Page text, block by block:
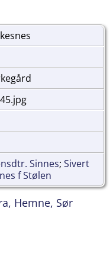
Sinnes; Sivert
f Stølen
Hemne, Sør